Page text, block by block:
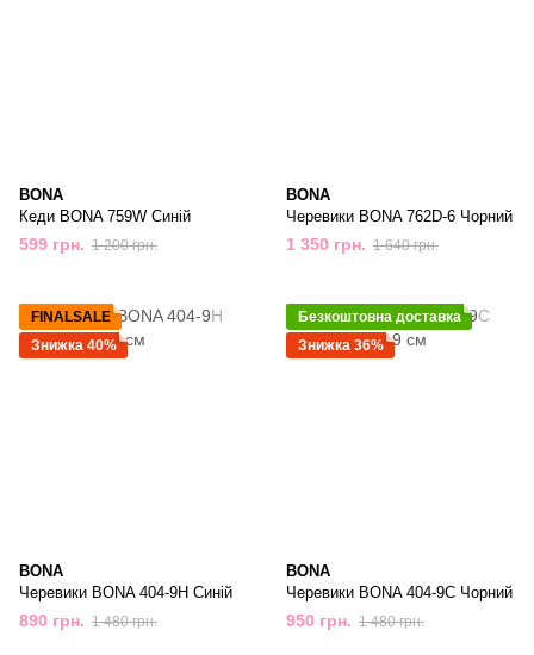
BONA
Кеди BONA 759W Синій
599 грн. 1 200 грн.
BONA
Черевики BONA 762D-6 Чорний
1 350 грн. 1 640 грн.
FINALSALE
Знижка 40%
BONA
Черевики BONA 404-9H Синій
890 грн. 1 480 грн.
Безкоштовна доставка
Знижка 36%
BONA
Черевики BONA 404-9C Чорний
950 грн. 1 480 грн.